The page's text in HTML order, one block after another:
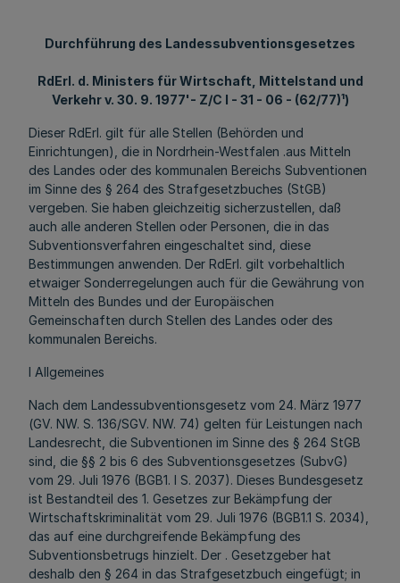
Durchführung des Landessubventionsgesetzes
RdErl. d. Ministers für Wirtschaft, Mittelstand und
Verkehr v. 30. 9. 1977'- Z/C l - 31 - 06 - (62/77)¹)
Dieser RdErl. gilt für alle Stellen (Behörden und
Einrichtungen), die in Nordrhein-Westfalen .aus Mitteln
des Landes oder des kommunalen Bereichs Subventionen
im Sinne des § 264 des Strafgesetzbuches (StGB)
vergeben. Sie haben gleichzeitig sicherzustellen, daß
auch alle anderen Stellen oder Personen, die in das
Subventionsverfahren eingeschaltet sind, diese
Bestimmungen anwenden. Der RdErl. gilt vorbehaltlich
etwaiger Sonderregelungen auch für die Gewährung von
Mitteln des Bundes und der Europäischen
Gemeinschaften durch Stellen des Landes oder des
kommunalen Bereichs.
l Allgemeines
Nach dem Landessubventionsgesetz vom 24. März 1977
(GV. NW. S. 136/SGV. NW. 74) gelten für Leistungen nach
Landesrecht, die Subventionen im Sinne des § 264 StGB
sind, die §§ 2 bis 6 des Subventionsgesetzes (SubvG)
vom 29. Juli 1976 (BGB1. I S. 2037). Dieses Bundesgesetz
ist Bestandteil des 1. Gesetzes zur Bekämpfung der
Wirtschaftskriminalität vom 29. Juli 1976 (BGB1.1 S. 2034),
das auf eine durchgreifende Bekämpfung des
Subventionsbetrugs hinzielt. Der . Gesetzgeber hat
deshalb den § 264 in das Strafgesetzbuch eingefügt; in